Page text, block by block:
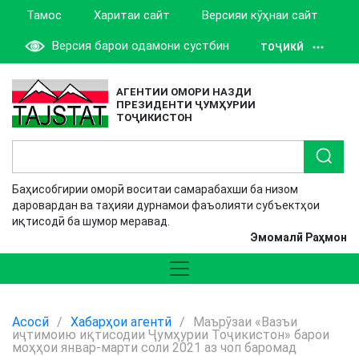
Тамос Харитаи сайт Версияи кӯҳнаи сайт
Версия барои одамони сустбин ТОҶИКӢ
АГЕНТИИ ОМОРИ НАЗДИ
ПРЕЗИДЕНТИ ҶУМҲУРИИ
ТОҶИКИСТОН
Баҳисобгирии оморӣ воситаи самарабахши ба низом
даровардан ва таҳияи дурнамои фаъолияти субъектҳои
иқтисодӣ ба шумор меравад.
Эмомалӣ Раҳмон
Асосӣ / Хабарҳои агентӣ /
Маърӯзаи «Вазъи
иҷтимоию иқтисодии Ҷумҳурии Тоҷикистон» барои
моҳҳои январ-марти соли 2021 аз чоп баромад